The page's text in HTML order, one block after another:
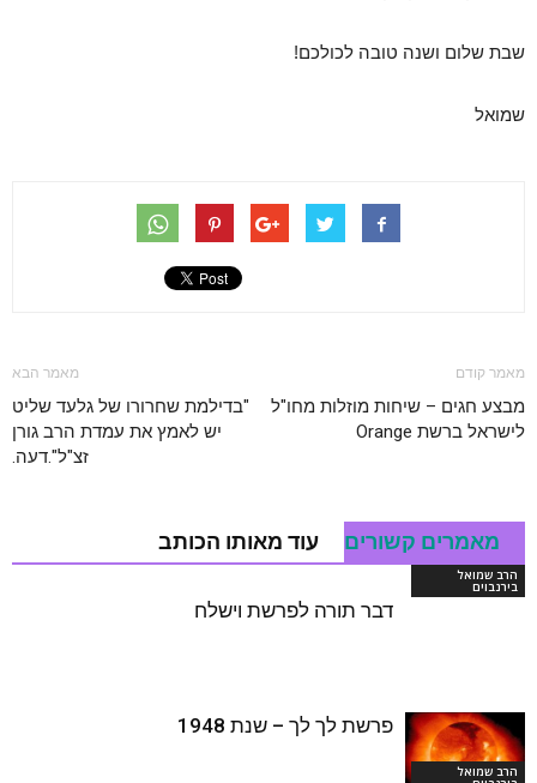
שבת שלום ושנה טובה לכולכם!
שמואל
מאמר קודם
מבצע חגים – שיחות מוזלות מחו"ל
לישראל ברשת Orange
מאמר הבא
"בדילמת שחרורו של גלעד שליט
יש לאמץ את עמדת הרב גורן
זצ"ל".דעה.
מאמרים קשורים עוד מאותו הכותב
הרב שמואל
בירנבוים
דבר תורה לפרשת וישלח
הרב שמואל
פרשת לך לך – שנת 1948